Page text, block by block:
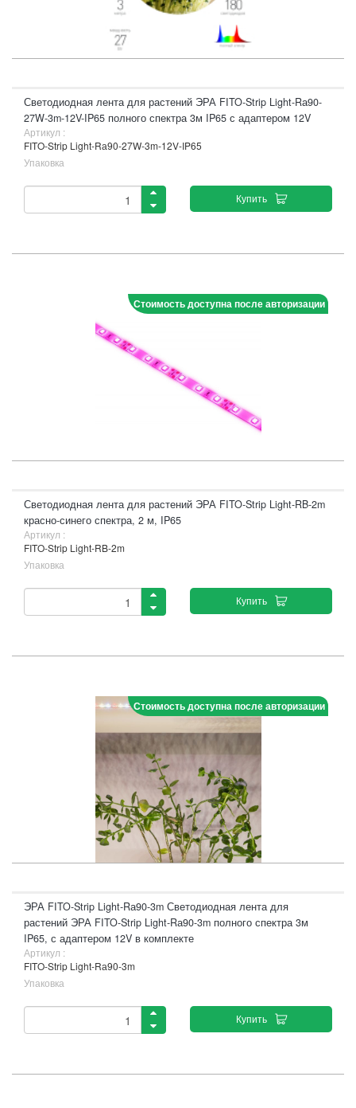
Светодиодная лента для растений ЭРА FITO-Strip Light-Rа90-
27W-3m-12V-IP65 полного спектра 3м IP65 с адаптером 12V
Артикул :
FITO-Strip Light-Rа90-27W-3m-12V-IP65
Упаковка
Купить
Стоимость доступна после авторизации
Светодиодная лента для растений ЭРА FITO-Strip Light-RB-2m
красно-синего спектра, 2 м, IP65
Артикул :
FITO-Strip Light-RB-2m
Упаковка
Купить
Стоимость доступна после авторизации
ЭРА FITO-Strip Light-Rа90-3m Светодиодная лента для
растений ЭРА FITO-Strip Light-Rа90-3m полного спектра 3м
IP65, с адаптером 12V в комплекте
Артикул :
FITO-Strip Light-Rа90-3m
Упаковка
Купить